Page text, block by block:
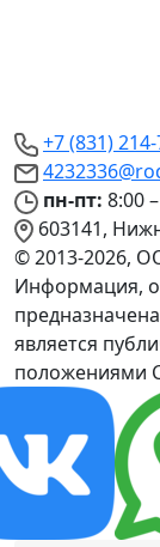
+7 (831)
пн-пт: 8:00
603141,
© 2013-2026,
Информация,
является
положениями